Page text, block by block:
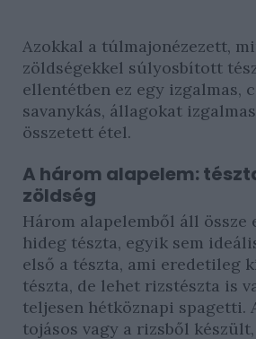
Azokkal a túlmajonézezett,
zöldségekkel súlyosbított
ellentétben ez egy izgalmas,
savanykás, állagokat
összetett étel.
A három alapelem:
zöldség
Három alapelemből áll össze
hideg tészta, egyik sem
első a tészta, ami eredetileg
tészta, de lehet rizstészta is
teljesen hétköznapi spagetti.
tojásos vagy a rizsből